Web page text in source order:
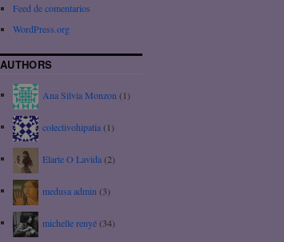
Feed de comentarios
WordPress.org
AUTHORS
Ana Silvia Monzon (1)
colectivohipatia(1)
Elarte O Lavida(2)
medusa admin (3)
michelle renyé(34)